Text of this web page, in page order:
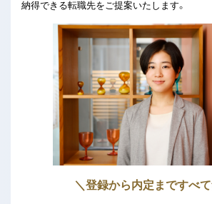
納得できる転職先をご提案いたします。
＼登録から内定まですべ